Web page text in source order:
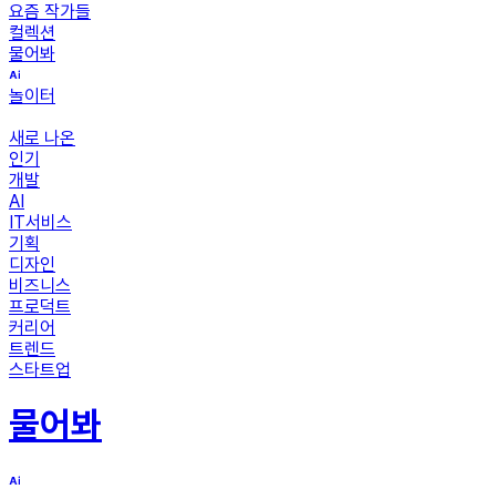
요즘 작가들
컬렉션
물어봐
놀이터
새로 나온
인기
개발
AI
IT서비스
기획
디자인
비즈니스
프로덕트
커리어
트렌드
스타트업
물어봐